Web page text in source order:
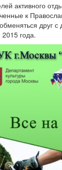
активного
к
друг
года.